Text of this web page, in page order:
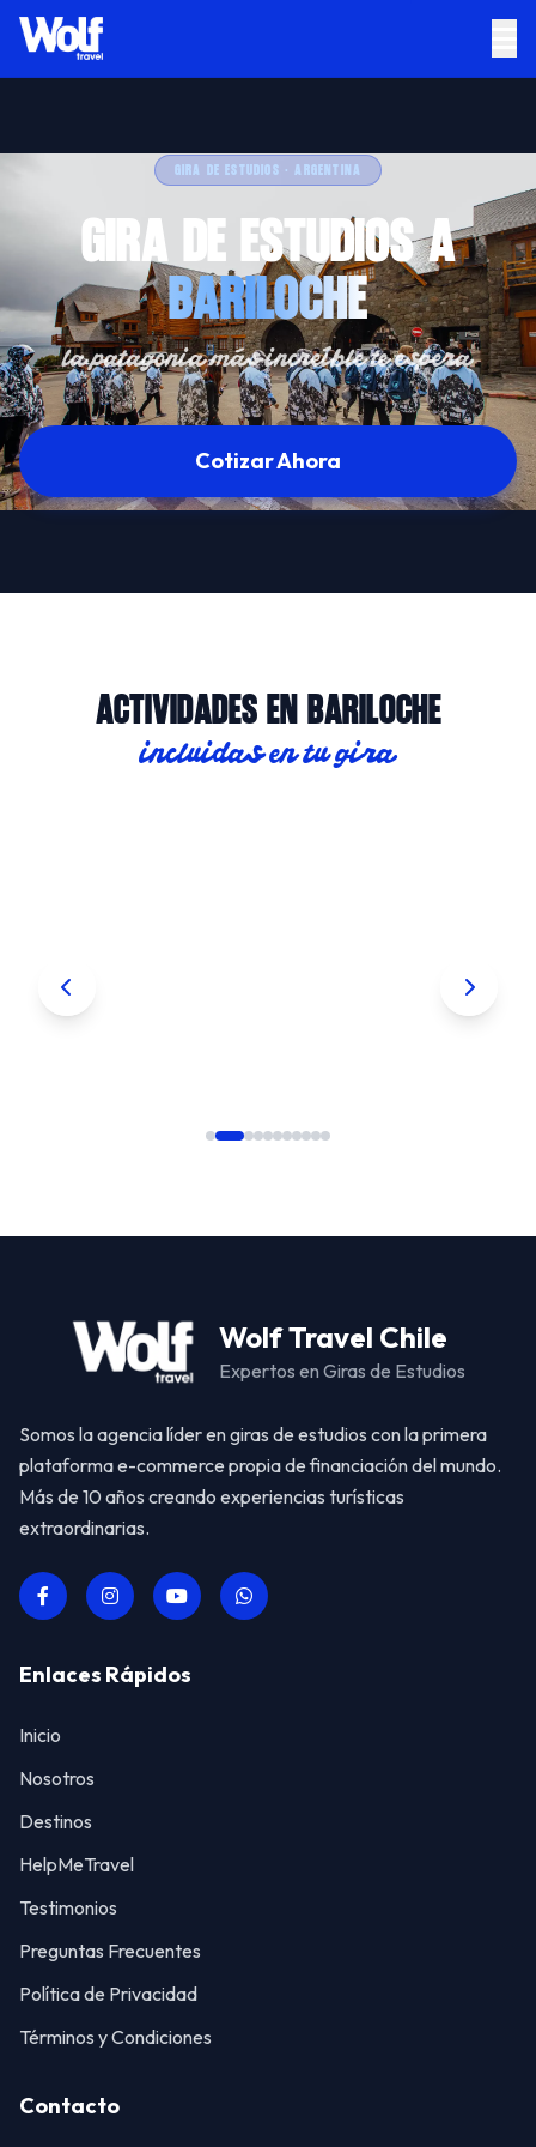
GIRA DE ESTUDIOS · ARGENTINA
GIRA DE ESTUDIOS A
BARILOCHE
la patagonia más increíble te espera
Cotizar Ahora
ACTIVIDADES EN BARILOCHE
incluidas en tu gira
Wolf Travel Chile
Expertos en Giras de Estudios
Somos la agencia líder en giras de estudios con la primera
plataforma e-commerce propia de financiación del mundo.
Más de 10 años creando experiencias turísticas
extraordinarias.
Enlaces Rápidos
Inicio
Nosotros
Destinos
HelpMeTravel
Testimonios
Preguntas Frecuentes
Política de Privacidad
Términos y Condiciones
Contacto